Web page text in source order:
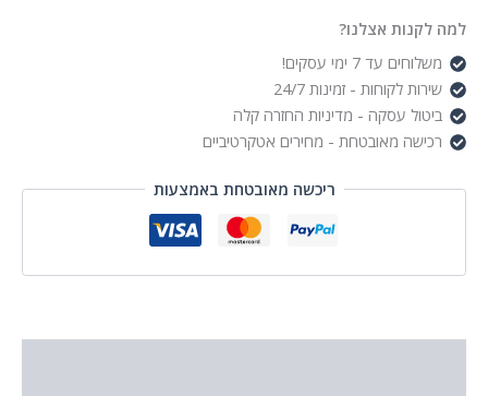
למה לקנות אצלנו?
משלוחים עד 7 ימי עסקים!
שירות לקוחות - זמינות 24/7
ביטול עסקה - מדיניות החזרה קלה
רכישה מאובטחת - מחירים אטקרטיביים
ריכשה מאובטחת באמצעות